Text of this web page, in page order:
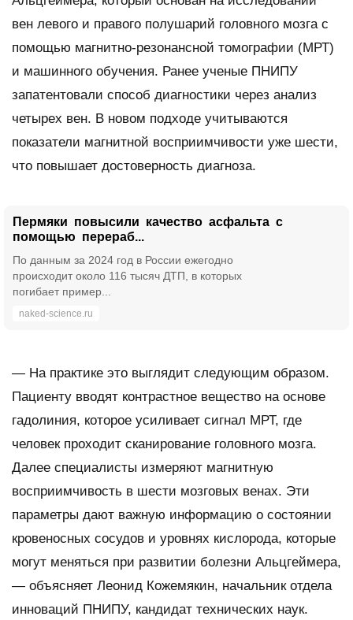
вен левого и правого полушарий головного мозга с
помощью магнитно-резонансной томографии (МРТ)
и машинного обучения. Ранее ученые ПНИПУ
запатентовали способ диагностики через анализ
четырех вен. В новом подходе учитываются
показатели магнитной восприимчивости уже шести,
что повышает достоверность диагноза.
Пермяки повысили качество асфальта с
помощью перераб...
По данным за 2024 год в России ежегодно
происходит около 116 тысяч ДТП, в которых
погибает пример...
naked-science.ru
— На практике это выглядит следующим образом.
Пациенту вводят контрастное вещество на основе
гадолиния, которое усиливает сигнал МРТ, где
человек проходит сканирование головного мозга.
Далее специалисты измеряют магнитную
восприимчивость в шести мозговых венах. Эти
параметры дают важную информацию о состоянии
кровеносных сосудов и уровнях кислорода, которые
могут меняться при развитии болезни Альцгеймера,
— объясняет Леонид Кожемякин, начальник отдела
инноваций ПНИПУ, кандидат технических наук.